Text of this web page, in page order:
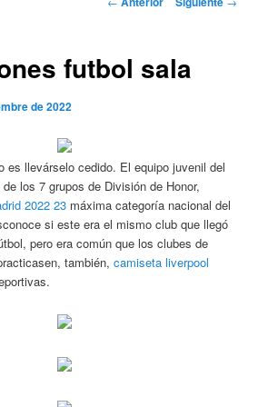
futbol sala
de 2022
es llevárselo cedido. El equipo juvenil del
los 7 grupos de División de Honor,
2022 23 máxima categoría nacional del
si este era el mismo club que llegó
pero era común que los clubes de
también,camiseta liverpool